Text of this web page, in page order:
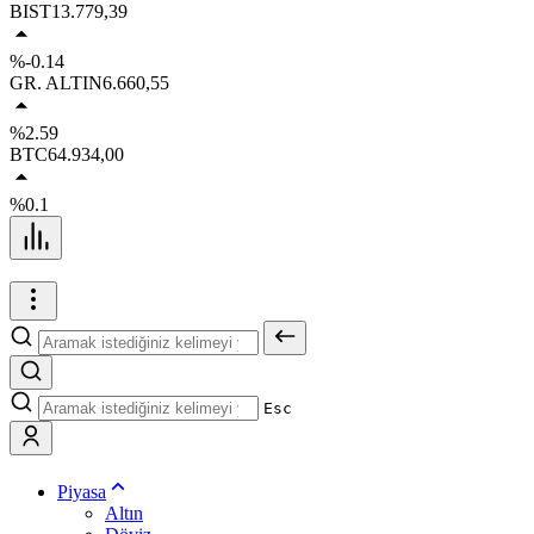
BIST13.779,39
%-0.14
GR. ALTIN6.660,55
%2.59
BTC64.934,00
%0.1
Esc
Piyasa
Altın